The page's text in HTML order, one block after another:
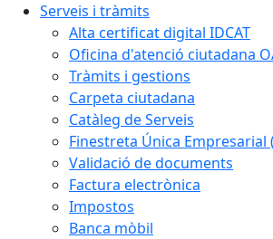
Serveis i tràmits
Alta certificat digital IDCAT
Oficina d'atenció ciutadana
Tràmits i gestions
Carpeta ciutadana
Catàleg de Serveis
Finestreta Única Empresarial
Validació de documents
Factura electrònica
Impostos
Banca mòbil